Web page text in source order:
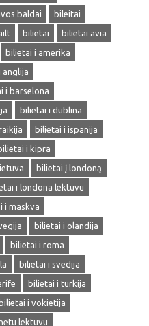
baldai
bileitai
bilietai
bilietai avia
bilietai i amerika
anglija
i barselona
bilietai i dublina
bilietai i ispanija
i kipra
bilietai į londoną
i londona lektuvu
i maskva
bilietai i olandija
bilietai i roma
bilietai i svedija
bilietai i turkija
bilietai i vokietija
lektuvu